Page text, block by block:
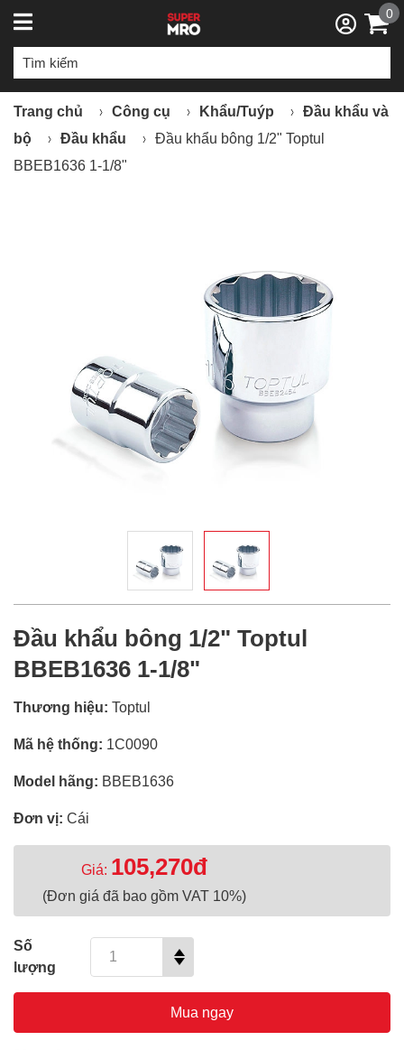
0
Trang chủ Công cụ Khẩu/Tuýp
Đầu khẩu và
bộ
Đầu khẩu
Đầu khẩu bông 1/2" Toptul
BBEB1636 1-1/8"
Đầu khẩu bông 1/2" Toptul
BBEB1636 1-1/8"
Thương hiệu: Toptul
Mã hệ thống: 1C0090
Model hãng: BBEB1636
Đơn vị: Cái
Giá: 105,270đ
(Đơn giá đã bao gồm VAT 10%)
Số
lượng
Mua ngay